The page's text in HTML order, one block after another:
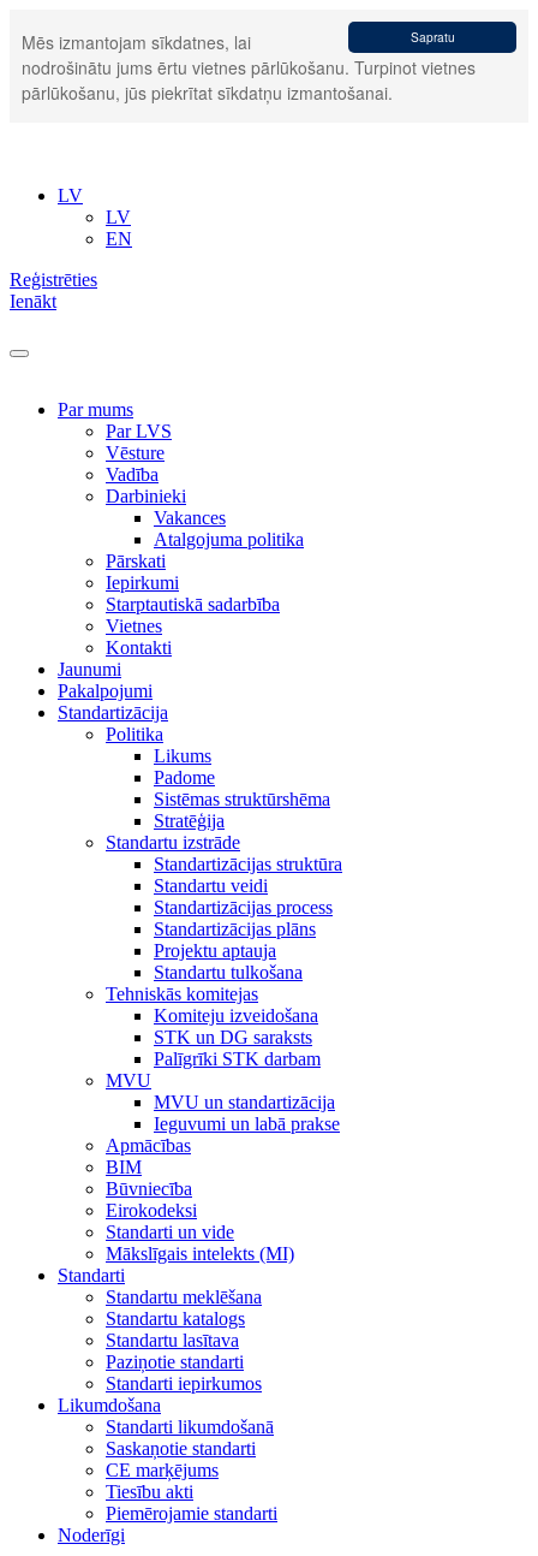
Sapratu
Mēs izmantojam sīkdatnes, lai
nodrošinātu jums ērtu vietnes pārlūkošanu. Turpinot vietnes
pārlūkošanu, jūs piekrītat sīkdatņu izmantošanai.
LV
LV
EN
Reģistrēties
Ienākt
Par mums
Par LVS
Vēsture
Vadība
Darbinieki
Vakances
Atalgojuma politika
Pārskati
Iepirkumi
Starptautiskā sadarbība
Vietnes
Kontakti
Jaunumi
Pakalpojumi
Standartizācija
Politika
Likums
Padome
Sistēmas struktūrshēma
Stratēģija
Standartu izstrāde
Standartizācijas struktūra
Standartu veidi
Standartizācijas process
Standartizācijas plāns
Projektu aptauja
Standartu tulkošana
Tehniskās komitejas
Komiteju izveidošana
STK un DG saraksts
Palīgrīki STK darbam
MVU
MVU un standartizācija
Ieguvumi un labā prakse
Apmācības
BIM
Būvniecība
Eirokodeksi
Standarti un vide
Mākslīgais intelekts (MI)
Standarti
Standartu meklēšana
Standartu katalogs
Standartu lasītava
Paziņotie standarti
Standarti iepirkumos
Likumdošana
Standarti likumdošanā
Saskaņotie standarti
CE marķējums
Tiesību akti
Piemērojamie standarti
Noderīgi